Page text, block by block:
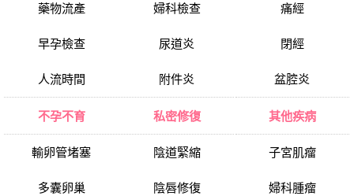
藥物流產
早孕檢查
人流時間
婦科檢查
尿道炎
附件炎
痛經
閉經
盆腔炎
不孕不育
輸卵管堵塞
多囊卵巢
私密修復
陰道緊縮
陰唇修復
其他疾病
子宮肌瘤
婦科腫瘤